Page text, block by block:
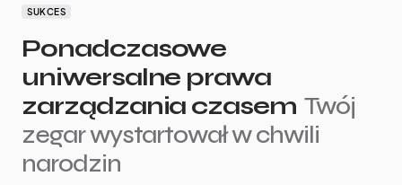
SUKCES
Ponadczasowe
uniwersalne prawa
zarządzania czasem Twój
zegar wystartował w chwili
narodzin